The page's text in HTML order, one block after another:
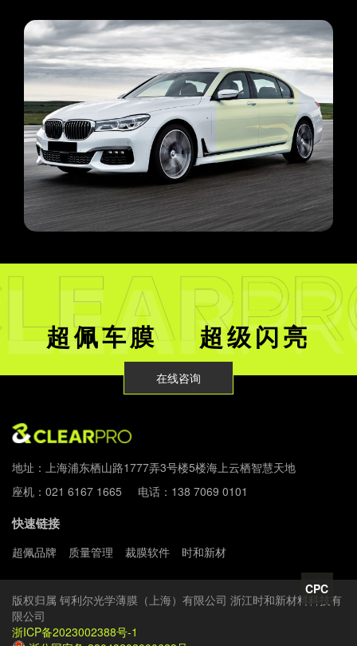
超佩车膜 超级闪亮
在线咨询
地址：上海浦东栖山路1777弄3号楼5楼海上云栖智慧天地
座机：021 6167 1665 电话：138 7069 0101
快速链接
超佩品牌 质量管理 裁膜软件 时和新材
版权归属 钶利尔光学薄膜（上海）有限公司 浙江时和新材料科技有
限公司
浙ICP备2023002388号-1
CPC